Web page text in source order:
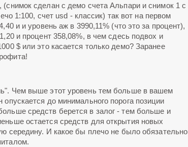
сделан с демо счета Альпари и снимок 1 с
1:100, счет usd - классик) так вот на первом
и и уровень аж в 3990,11% (что это за процент),
и процент 358,08%, в чем сдесь подвох и
$ или это касается только демо? Заранее
Чем выше этот уровень тем больше в вашем
до минимального порога позиции
средств берется в залог - тем больше и
остается средств для открытия новых
середину. И какое бы плечо не было обязательно